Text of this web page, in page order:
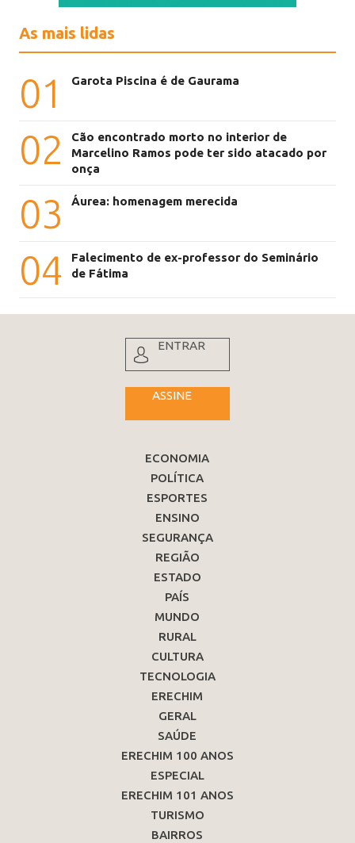
As mais lidas
01 Garota Piscina é de Gaurama
02
Cão encontrado morto no interior de
Marcelino Ramos pode ter sido atacado por
onça
03 Áurea: homenagem merecida
04
Falecimento de ex-professor do Seminário
de Fátima
ENTRAR
ASSINE
ECONOMIA
POLÍTICA
ESPORTES
ENSINO
SEGURANÇA
REGIÃO
ESTADO
PAÍS
MUNDO
RURAL
CULTURA
TECNOLOGIA
ERECHIM
GERAL
SAÚDE
ERECHIM 100 ANOS
ESPECIAL
ERECHIM 101 ANOS
TURISMO
BAIRROS